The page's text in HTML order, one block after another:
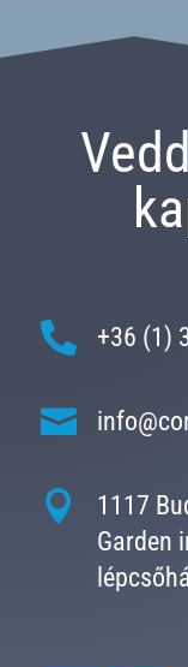
 +36 (1)


1117
Garden